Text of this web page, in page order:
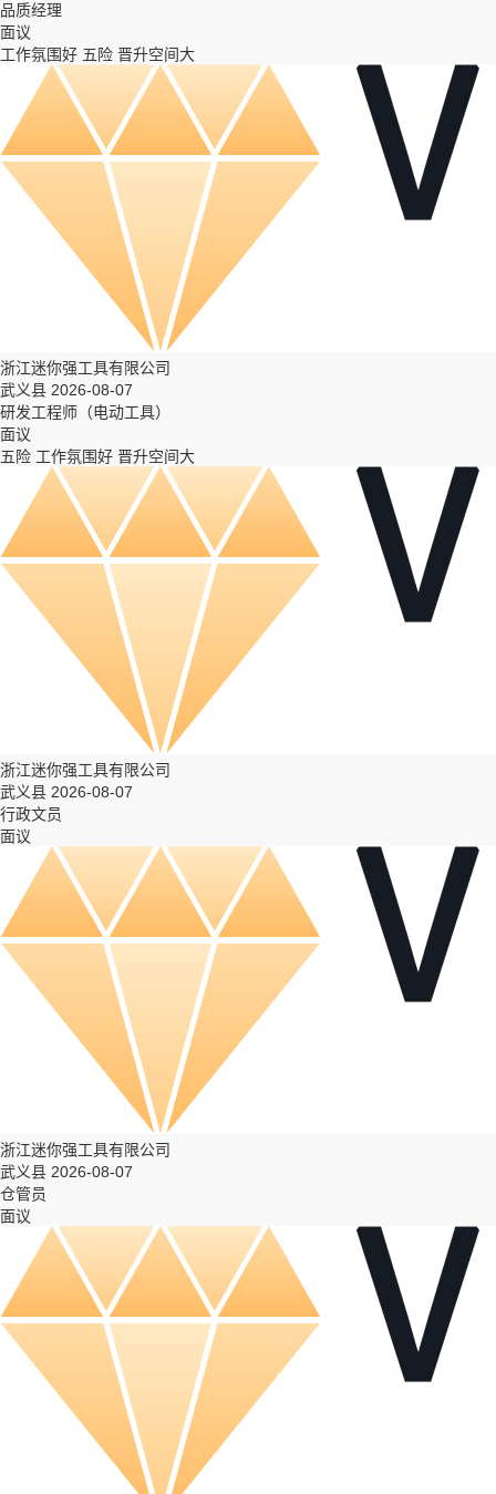
品质经理
面议
工作氛围好 五险 晋升空间大
浙江迷你强工具有限公司
武义县 2026-08-07
研发工程师（电动工具）
面议
五险 工作氛围好 晋升空间大
浙江迷你强工具有限公司
武义县 2026-08-07
行政文员
面议
浙江迷你强工具有限公司
武义县 2026-08-07
仓管员
面议